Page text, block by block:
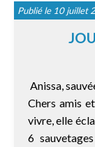
Publié le 10 juillet
Anissa,
Chers amis
vivre, elle
6